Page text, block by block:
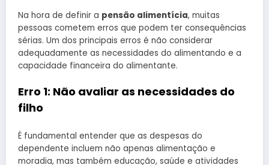
Na hora de definir a pensão alimentícia, muitas
pessoas cometem erros que podem ter consequências
sérias. Um dos principais erros é não considerar
adequadamente as necessidades do alimentando e a
capacidade financeira do alimentante.
Erro 1: Não avaliar as necessidades do
filho
É fundamental entender que as despesas do
dependente incluem não apenas alimentação e
moradia, mas também educação, saúde e atividades